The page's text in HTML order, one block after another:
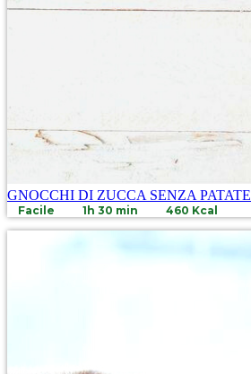
GNOCCHI DI ZUCCA SENZA PATATE
Facile 1h 30 min 460 Kcal